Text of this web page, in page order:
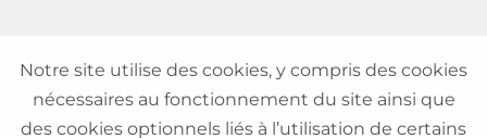
Notre site utilise des cookies, y compris des cookies
nécessaires au fonctionnement du site ainsi que
des cookies optionnels liés à l’utilisation de certains